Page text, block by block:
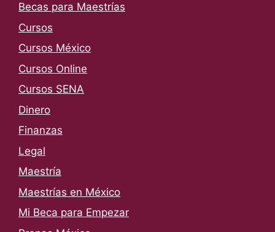
Becas para Maestrías
Cursos
Cursos México
Cursos Online
Cursos SENA
Dinero
Finanzas
Legal
Maestría
Maestrías en México
Mi Beca para Empezar